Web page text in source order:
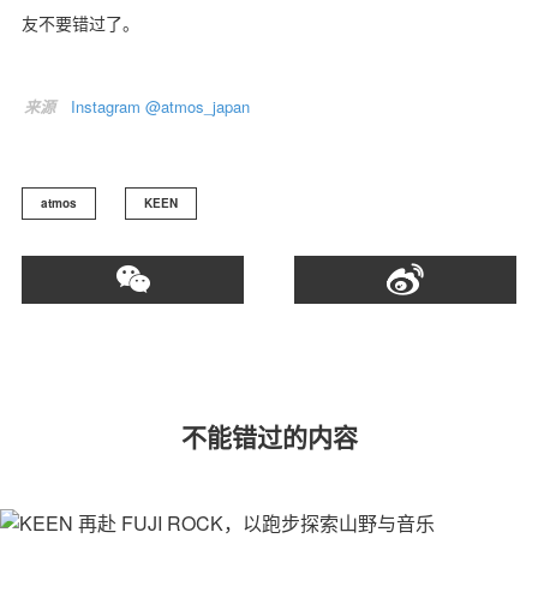
友不要错过了。
来源 Instagram @atmos_japan
atmos KEEN
不能错过的内容